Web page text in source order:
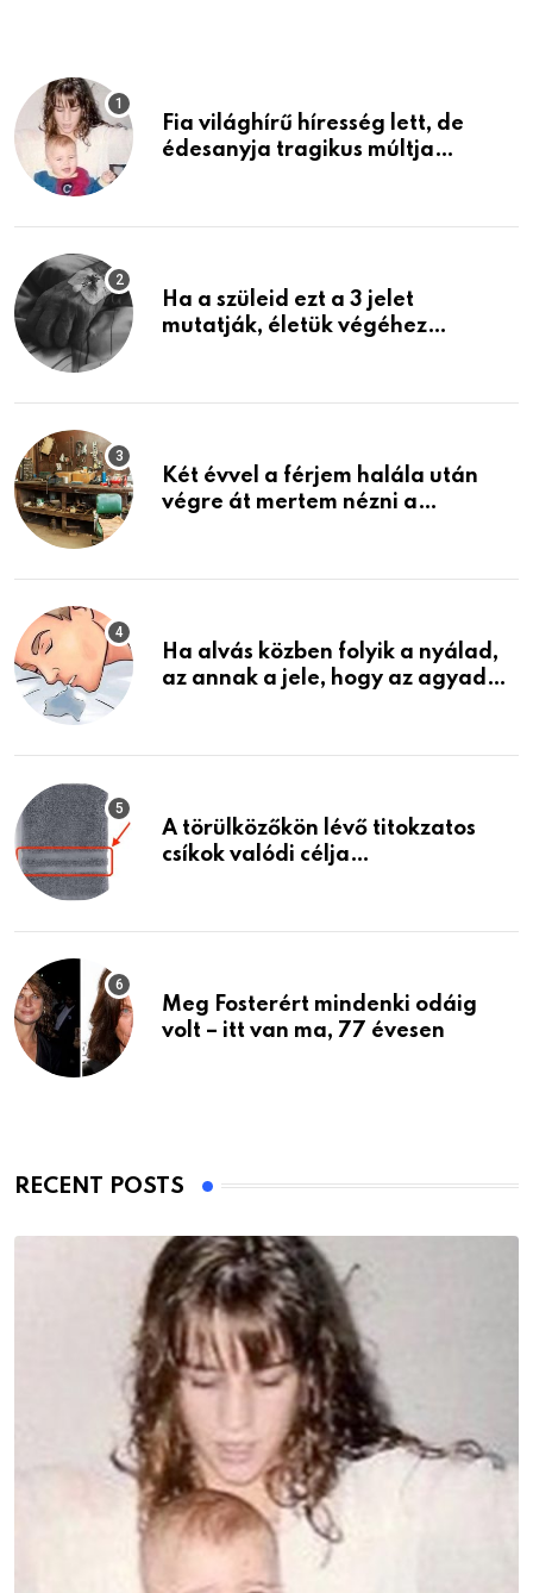
Fia világhírű híresség lett, de
édesanyja tragikus múltja
Ha a szüleid ezt a 3 jelet
mutatják, életük végéhez
Két évvel a férjem halála után
végre át mertem nézni a
életemet
Ha alvás közben folyik a nyálad,
az annak a jele, hogy az agyad…
A törülközőkön lévő titokzatos
csíkok valódi célja…
Meg Fosterért mindenki odáig
volt – itt van ma, 77 évesen
RECENT POSTS